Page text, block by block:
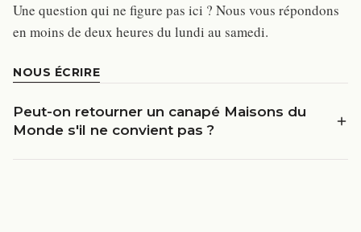
Une question qui ne figure pas ici ? Nous vous répondons
en moins de deux heures du lundi au samedi.
NOUS ÉCRIRE
Peut-on retourner un canapé Maisons du
Monde s'il ne convient pas ?